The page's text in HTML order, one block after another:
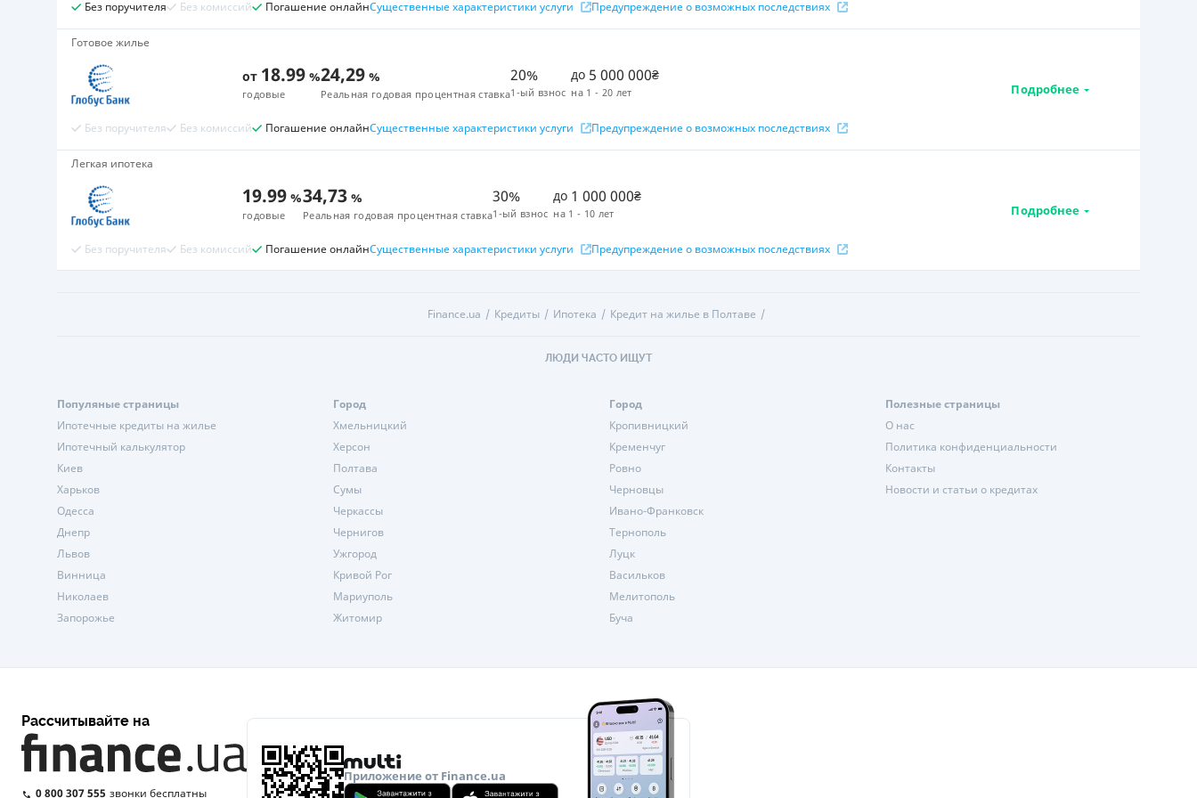
Без поручителя Без комиссий Погашение онлайнСущественные характеристики услуги Предупреждение о возможных последствиях
Готовое жилье
от 18.99 %
годовые
24,29 %
Реальная годовая процентная ставка
20%
1-ый взнос
до 5 000 000₴
на 1 - 20 лет
Без поручителя Без комиссий Погашение онлайнСущественные характеристики услуги Предупреждение о возможных последствиях
Подробнее
Легкая ипотека
19.99 %
годовые
34,73 %
Реальная годовая процентная ставка
30%
1-ый взнос
до 1 000 000₴
на 1 - 10 лет
Без поручителя Без комиссий Погашение онлайнСущественные характеристики услуги Предупреждение о возможных последствиях
Подробнее
Finance.ua Кредиты Ипотека Кредит на жилье в Полтаве
ЛЮДИ ЧАСТО ИЩУТ
Популяные страницы
Ипотечные кредиты на жилье
Ипотечный калькулятор
Киев
Харьков
Одесса
Днепр
Львов
Винница
Николаев
Запорожье
Город
Хмельницкий
Херсон
Полтава
Сумы
Черкассы
Чернигов
Ужгород
Кривой Рог
Мариуполь
Житомир
Город
Кропивницкий
Кременчуг
Ровно
Черновцы
Ивано-Франковск
Тернополь
Луцк
Васильков
Мелитополь
Буча
Полезные страницы
О нас
Политика конфиденциальности
Контакты
Новости и статьи о кредитах
Рассчитывайте на
0 800 307 555 звонки бесплатны
Приложение от Finance.ua